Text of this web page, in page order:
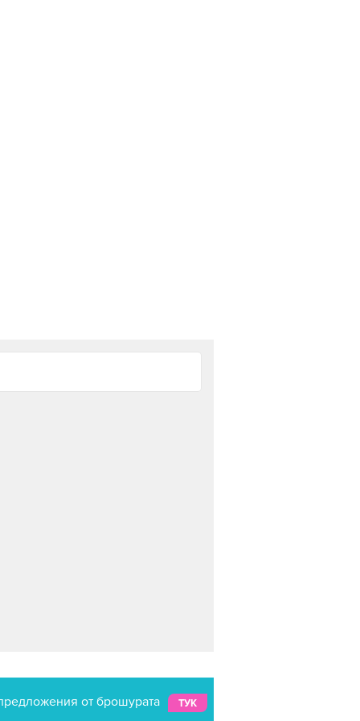
от брошурата ТУК